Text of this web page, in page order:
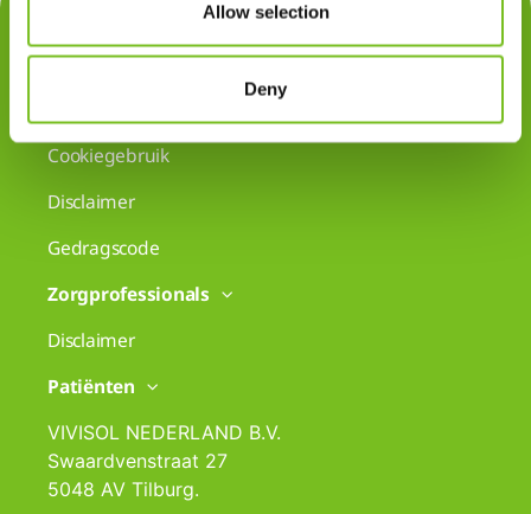
Allow selection
Deny
Privacy
Cookiegebruik
Disclaimer
Gedragscode
Zorgprofessionals
Disclaimer
Patiënten
VIVISOL NEDERLAND B.V.
Swaardvenstraat 27
5048 AV Tilburg.